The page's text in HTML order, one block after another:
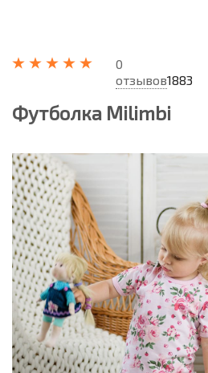
0
отзывов1883
Футболка Milimbi